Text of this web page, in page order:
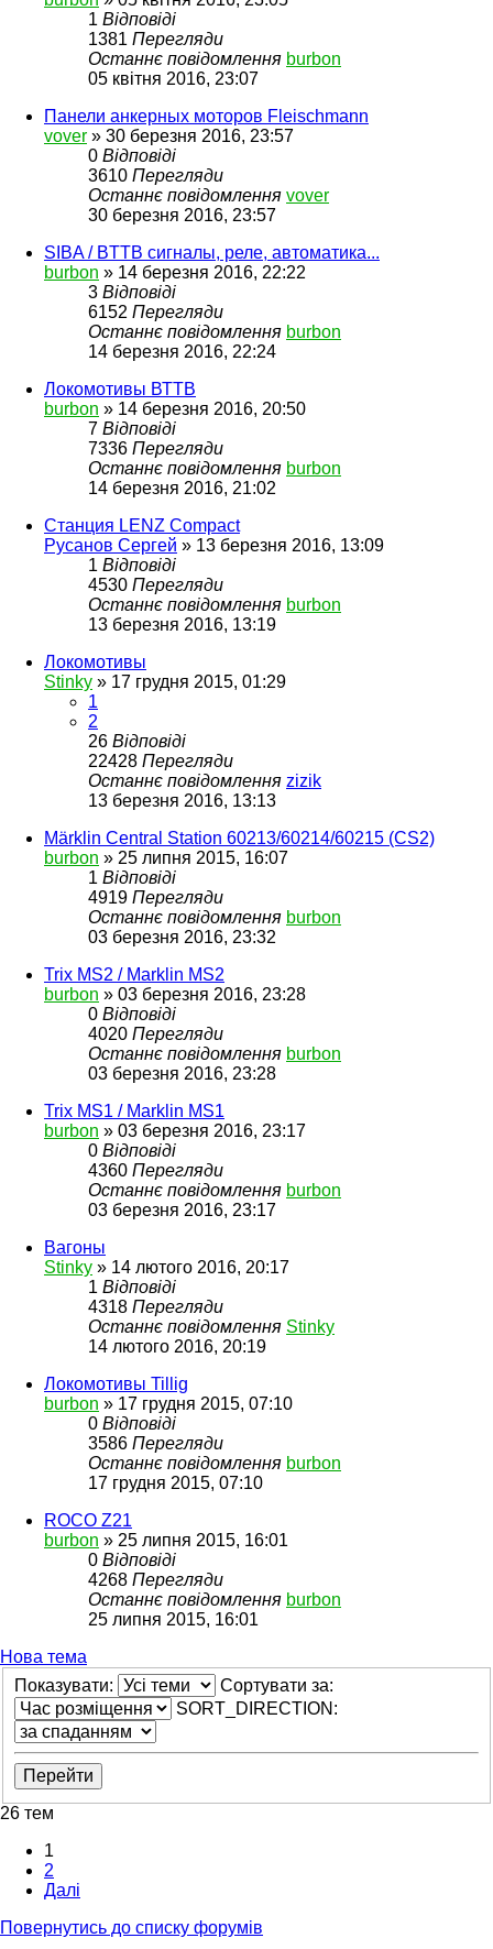
1 Відповіді
1381 Перегляди
Останнє повідомлення burbon
05 квітня 2016, 23:07
Панели анкерных моторов Fleischmann
vover » 30 березня 2016, 23:57
0 Відповіді
3610 Перегляди
Останнє повідомлення vover
30 березня 2016, 23:57
SIBA / BTTB сигналы, реле, автоматика...
burbon » 14 березня 2016, 22:22
3 Відповіді
6152 Перегляди
Останнє повідомлення burbon
14 березня 2016, 22:24
Локомотивы ВТТВ
burbon » 14 березня 2016, 20:50
7 Відповіді
7336 Перегляди
Останнє повідомлення burbon
14 березня 2016, 21:02
Станция LENZ Compact
Русанов Сергей » 13 березня 2016, 13:09
1 Відповіді
4530 Перегляди
Останнє повідомлення burbon
13 березня 2016, 13:19
Локомотивы
Stinky » 17 грудня 2015, 01:29
1
2
26 Відповіді
22428 Перегляди
Останнє повідомлення zizik
13 березня 2016, 13:13
Märklin Central Station 60213/60214/60215 (CS2)
burbon » 25 липня 2015, 16:07
1 Відповіді
4919 Перегляди
Останнє повідомлення burbon
03 березня 2016, 23:32
Trix MS2 / Marklin MS2
burbon » 03 березня 2016, 23:28
0 Відповіді
4020 Перегляди
Останнє повідомлення burbon
03 березня 2016, 23:28
Trix MS1 / Marklin MS1
burbon » 03 березня 2016, 23:17
0 Відповіді
4360 Перегляди
Останнє повідомлення burbon
03 березня 2016, 23:17
Вагоны
Stinky » 14 лютого 2016, 20:17
1 Відповіді
4318 Перегляди
Останнє повідомлення Stinky
14 лютого 2016, 20:19
Локомотивы Tillig
burbon » 17 грудня 2015, 07:10
0 Відповіді
3586 Перегляди
Останнє повідомлення burbon
17 грудня 2015, 07:10
ROCO Z21
burbon » 25 липня 2015, 16:01
0 Відповіді
4268 Перегляди
Останнє повідомлення burbon
25 липня 2015, 16:01
Нова тема
Показувати:
Сортувати за:
SORT_DIRECTION:
26 тем
1
2
Далі
Повернутись до списку форумів